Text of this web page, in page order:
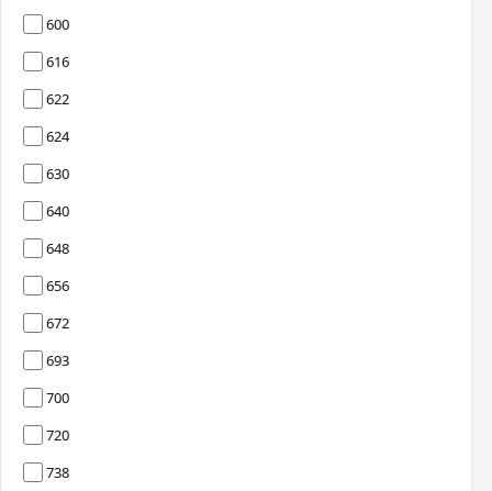
600
616
622
624
630
640
648
656
672
693
700
720
738